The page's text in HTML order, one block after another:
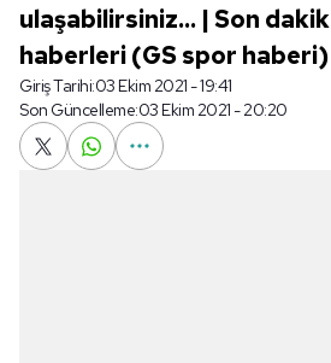
ulaşabilirsiniz... | Son
haberleri (GS spor haberi)
Giriş Tarihi:03 Ekim 2021 - 19:41
Son Güncelleme:03 Ekim 2021 - 20:20